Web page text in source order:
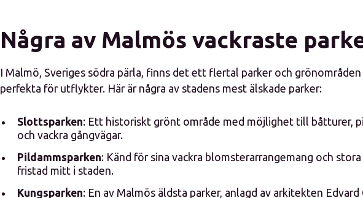
Några av Malmös vackraste
I Malmö, Sveriges södra pärla, finns det ett flertal parker och grönområden
perfekta för utflykter. Här är några av stadens mest älskade parker:
Slottsparken: Ett historiskt grönt område med möjlighet till båtturer,
och vackra gångvägar.
Pildammsparken: Känd för sina vackra blomsterarrangemang och stora
fristad mitt i staden.
Kungsparken: En av Malmös äldsta parker, anlagd av arkitekten Edvard